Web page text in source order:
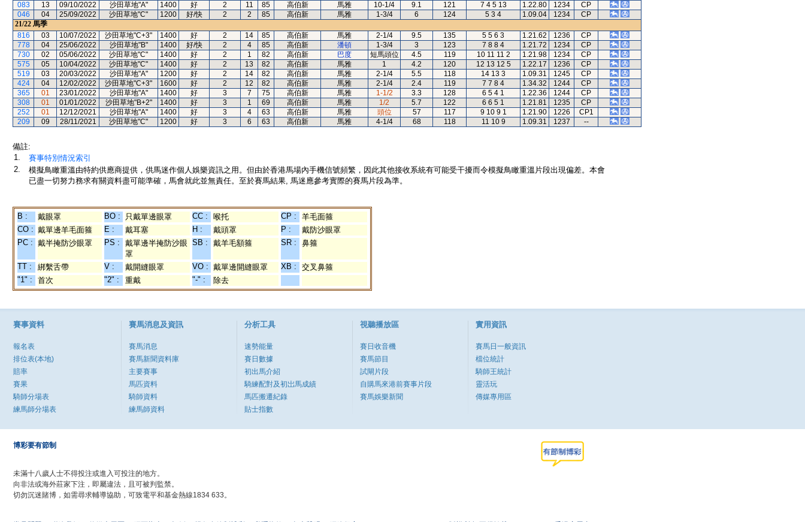
083
13 09/10/2022 沙田草地"A" 1400 好 2 11 85 高伯新 馬雅 10-1/4 9.1 121 7 4 5 13 1.22.80 1234
CP
046
04 25/09/2022 沙田草地"C" 1200 好/快 2 2 85 高伯新 馬雅 1-3/4 6 124 5 3 4 1.09.04 1234
CP
21/22 馬季
816
03 10/07/2022 沙田草地"C+3" 1400 好 2 14 85 高伯新 馬雅 2-1/4 9.5 135 5 5 6 3 1.21.62 1236
CP
778
04 25/06/2022 沙田草地"B" 1400 好/快 2 4 85 高伯新 潘頓 1-3/4 3 123 7 8 8 4 1.21.72 1234
CP
730
02 05/06/2022 沙田草地"C" 1400 好 2 1 82 高伯新 巴度 短馬頭位 4.5 119 10 11 11 2 1.21.98 1234
CP
575
05 10/04/2022 沙田草地"C" 1400 好 2 13 82 高伯新 馬雅 1 4.2 120 12 13 12 5 1.22.17 1236
CP
519
03 20/03/2022 沙田草地"A" 1200 好 2 14 82 高伯新 馬雅 2-1/4 5.5 118 14 13 3 1.09.31 1245
CP
424
04 12/02/2022 沙田草地"C+3" 1600 好 2 12 82 高伯新 馬雅 2-1/4 2.4 119 7 7 8 4 1.34.32 1244
CP
365
01 23/01/2022 沙田草地"A" 1400 好 3 7 75 高伯新 馬雅 1-1/2 3.3 128 6 5 4 1 1.22.36 1244
CP
308
01 01/01/2022 沙田草地"B+2" 1400 好 3 1 69 高伯新 馬雅 1/2 5.7 122 6 6 5 1 1.21.81 1235
CP
252
01 12/12/2021 沙田草地"A" 1400 好 3 4 63 高伯新 馬雅 頭位 57 117 9 10 9 1 1.21.90 1226
CP1
209
09 28/11/2021 沙田草地"C" 1200 好 3 6 63 高伯新 馬雅 4-1/4 68 118 11 10 9 1.09.31 1237 --
備註:
1.
賽事特別情況索引
2.
模擬鳥瞰重溫由特約供應商提供，供馬迷作個人娛樂資訊之用。但由於香港馬場內手機信號頻繁，因此其他接收系統有可能受干擾而令模擬鳥瞰重溫片段出現偏差。本會
已盡一切努力務求有關資料盡可能準確，馬會就此並無責任。至於賽馬結果, 馬迷應參考實際的賽馬片段為準。
B : 戴眼罩 BO : 只戴單邊眼罩 CC : 喉托 CP :
羊毛面箍
CO : 戴單邊羊毛面箍 E : 戴耳塞 H : 戴頭罩 P :
戴防沙眼罩
PC : 戴半掩防沙眼罩 PS :
戴單邊半掩防沙眼
罩
SB : 戴羊毛額箍 SR : 鼻箍
TT : 綁繫舌帶 V : 戴開縫眼罩 VO : 戴單邊開縫眼罩 XB :
交叉鼻箍
"1" :
首次 "2" : 重戴 "-" : 除去
賽事資料
報名表
排位表(本地)
賠率
賽果
騎師分場表
練馬師分場表
賽馬消息及資訊
賽馬消息
賽馬新聞資料庫
主要賽事
馬匹資料
騎師資料
練馬師資料
分析工具
速勢能量
賽日數據
初出馬介紹
騎練配對及初岀馬成績
馬匹搬遷紀錄
貼士指數
視聽播放區
賽日收音機
賽馬節目
試閘片段
自購馬來港前賽事片段
賽馬娛樂新聞
實用資訊
賽馬日一般資訊
檔位統計
騎師王統計
靈活玩
傳媒專用區
博彩要有節制
未滿十八歲人士不得投注或進入可投注的地方。
向非法或海外莊家下注，即屬違法，且可被判監禁。
切勿沉迷賭博，如需尋求輔導協助，可致電平和基金熱線1834 633。